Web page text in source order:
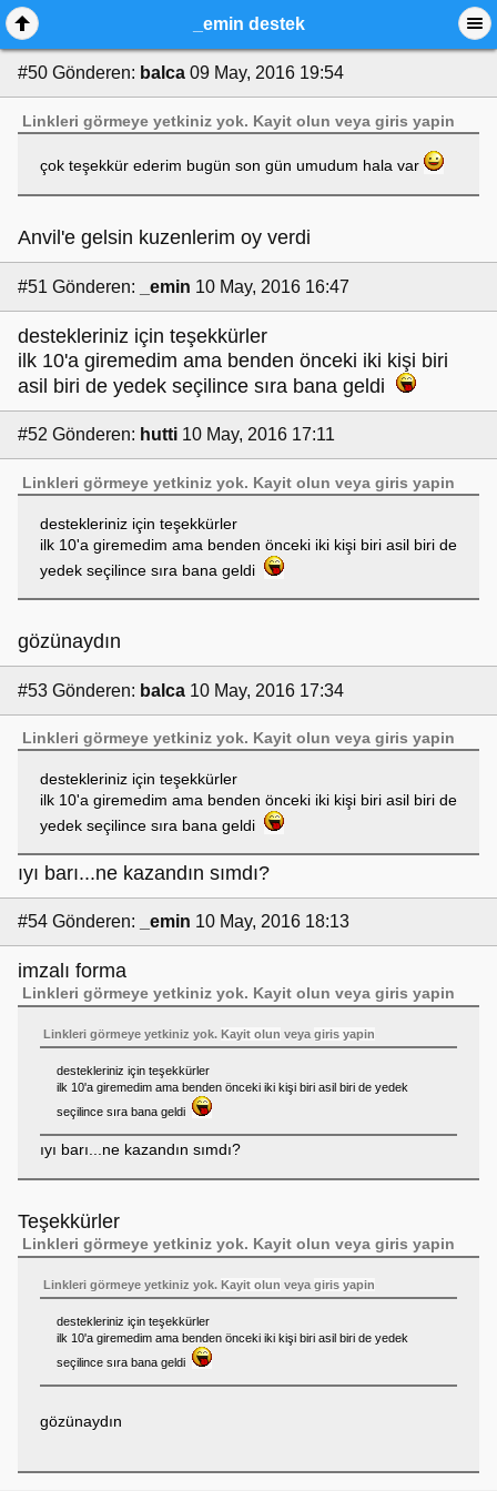
_emin destek
#50 Gönderen: balca 09 May, 2016 19:54
Linkleri görmeye yetkiniz yok. Kayit olun veyagiris yapin
çok teşekkür ederim bugün son gün umudum hala var
Anvil'e gelsin kuzenlerim oy verdi
#51 Gönderen: _emin 10 May, 2016 16:47
destekleriniz için teşekkürler
ilk 10'a giremedim ama benden önceki iki kişi biri
asil biri de yedek seçilince sıra bana geldi
#52 Gönderen: hutti 10 May, 2016 17:11
Linkleri görmeye yetkiniz yok. Kayit olun veyagiris yapin
destekleriniz için teşekkürler
ilk 10'a giremedim ama benden önceki iki kişi biri asil biri de
yedek seçilince sıra bana geldi
gözünaydın
#53 Gönderen: balca 10 May, 2016 17:34
Linkleri görmeye yetkiniz yok. Kayit olun veyagiris yapin
destekleriniz için teşekkürler
ilk 10'a giremedim ama benden önceki iki kişi biri asil biri de
yedek seçilince sıra bana geldi
ıyı barı...ne kazandın sımdı?
#54 Gönderen: _emin 10 May, 2016 18:13
imzalı forma
Linkleri görmeye yetkiniz yok. Kayit olun veyagiris yapin
Linkleri görmeye yetkiniz yok. Kayit olun veyagiris yapin
destekleriniz için teşekkürler
ilk 10'a giremedim ama benden önceki iki kişi biri asil biri de yedek
seçilince sıra bana geldi
ıyı barı...ne kazandın sımdı?
Teşekkürler
Linkleri görmeye yetkiniz yok. Kayit olun veyagiris yapin
Linkleri görmeye yetkiniz yok.Kayit olun veyagiris yapin
destekleriniz için teşekkürler
ilk 10'a giremedim ama benden önceki iki kişi biri asil biri de yedek
seçilince sıra bana geldi
gözünaydın